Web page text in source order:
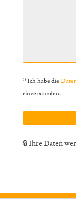
Ich habe die
einverstanden.
🔒 Ihre Daten